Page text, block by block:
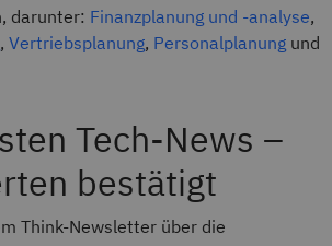
darunter: Finanzplanung und -analyse,
, Vertriebsplanung, Personalplanung und
Tech-News –
bestätigt
Think-Newsletter über die